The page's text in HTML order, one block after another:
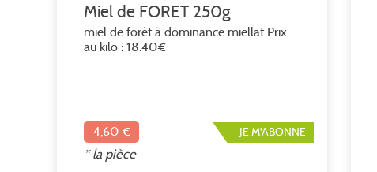
Miel de FORET 250g
miel de forêt à dominance miellat Prix
au kilo : 18.40€
JE M'ABONNE
4,60 €
* la pièce